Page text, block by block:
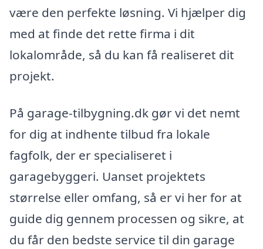
være den perfekte løsning. Vi hjælper dig
med at finde det rette firma i dit
lokalområde, så du kan få realiseret dit
projekt.
På garage-tilbygning.dk gør vi det nemt
for dig at indhente tilbud fra lokale
fagfolk, der er specialiseret i
garagebyggeri. Uanset projektets
størrelse eller omfang, så er vi her for at
guide dig gennem processen og sikre, at
du får den bedste service til din garage